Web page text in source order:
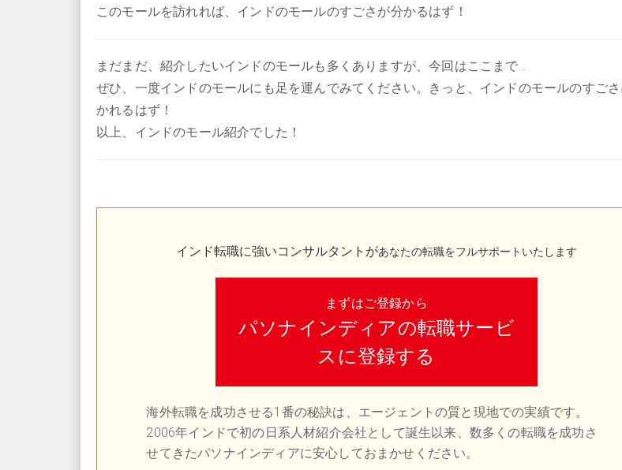
このモールを訪れれば、インドのモールのすごさが分かるはず！
まだまだ、紹介したいインドのモールも多くありますが、今回はここまで…
ぜひ、一度インドのモールにも足を運んでみてください。きっと、インドのモールのすご
かれるはず！
以上、インドのモール紹介でした！
インド転職に強いコンサルタントがあなたの転職をフルサポートいたします
まずはご登録から
パソナインディアの転職サービ
スに登録する
海外転職を成功させる1番の秘訣は、エージェントの質と現地での実績です。
2006年インドで初の日系人材紹介会社として誕生以来、数多くの転職を成功さ
せてきたパソナインディアに安心しておまかせください。